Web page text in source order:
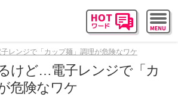
レンジで「カップ麺」調理が危険なワケ
けど…電子レンジで「カ
危険なワケ